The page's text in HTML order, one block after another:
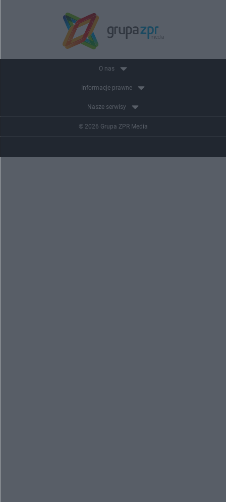
O nas
Informacje prawne
Nasze serwisy
© 2026 Grupa ZPR Media